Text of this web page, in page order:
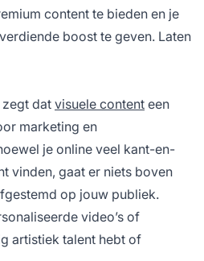
content te bieden en je
boost te geven. Laten
zegt dat visuele content een
marketing en
je online veel kant-en-
vinden, gaat er niets boven
op jouw publiek.
video’s of
artistiek talent hebt of